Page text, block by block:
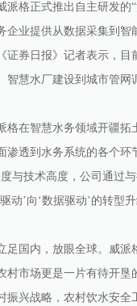
格正式推出自主研发的“
业提供从数据采集到智
日报》记者表示，目
智慧水厂建设到城市管
智慧水务领域开疆拓
透到水务系统的各个环
技术高度，公司通过与
动’向‘数据驱动’的转型升
内，放眼全球。威派
市场更是一片有待开垦
战略，农村饮水安全